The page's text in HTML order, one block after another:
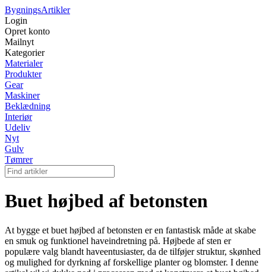
BygningsArtikler
Login
Opret konto
Mailnyt
Kategorier
Materialer
Produkter
Gear
Maskiner
Beklædning
Interiør
Udeliv
Nyt
Gulv
Tømrer
Buet højbed af betonsten
At bygge et buet højbed af betonsten er en fantastisk måde at skabe
en smuk og funktionel haveindretning på. Højbede af sten er
populære valg blandt haveentusiaster, da de tilføjer struktur, skønhed
og mulighed for dyrkning af forskellige planter og blomster. I denne